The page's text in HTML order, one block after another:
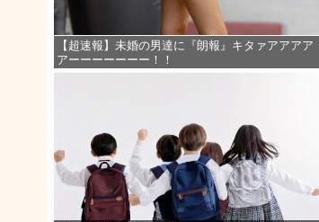
【超速報】未婚の男達に『朗報』キタァアアアア
アーーーーーーー！！